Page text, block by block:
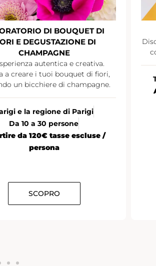
DI BOUQUET DI
E DEGUSTAZIONE DI
CHAMPAGNE
autentica e creativa.
a creare i tuoi bouquet di fiori,
un bicchiere di champagne.
e la regione di Parigi
Da 10 a 30 persone
da 120€ tasse escluse /
persona
SCOPRO